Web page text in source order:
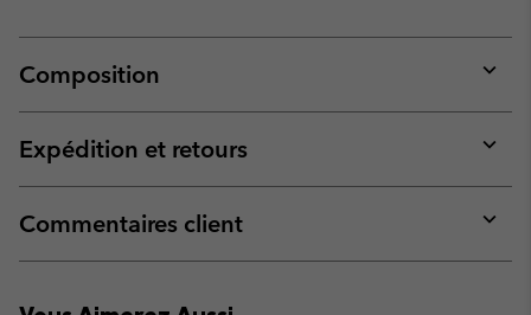
Composition
or
Expédition et retours
or
Commentaires client
or